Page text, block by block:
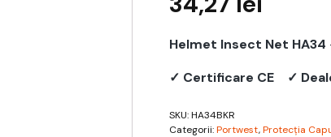
Helmet Insect Net HA34
✓ Certificare CE
✓
SKU:HA34BKR
Categorii:Portwest,Protecția